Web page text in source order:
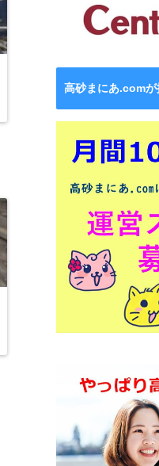
高砂まにあ.com